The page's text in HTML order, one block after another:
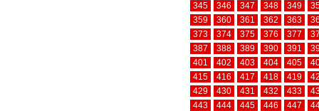
345
346 347 348 349
359
360 361 362 363
373
374 375 376 377
387
388 389 390 391
401
402 403 404 405
415
416 417 418 419
429
430 431 432 433
443
444 445 446 447